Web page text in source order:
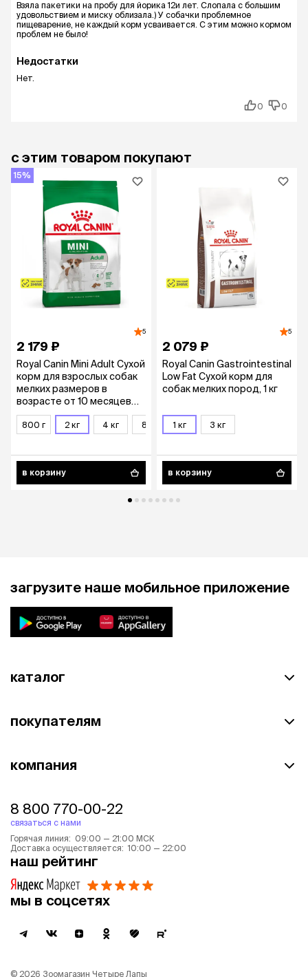
Взяла пакетики на пробу для йорика 12и лет. Слопала с большим
удовольствием и миску облизала.) У собачки проблемное
пищеварение, не каждый корм усваивается. С этим можно кормом
проблем не было!
Недостатки
Нет.
0 0
с этим товаром покупают
15%
5
2 179 ₽
Royal Canin Mini Adult Сухой
корм для взрослых собак
мелких размеров в
возрасте от 10 месяцев
до 8 лет, 2 кг
800 г 2 кг 4 кг 8 кг
в корзину
5
2 079 ₽
Royal Canin Gastrointestinal
Low Fat Сухой корм для
собак мелких пород, 1 кг
1 кг 3 кг
в корзину
загрузите наше мобильное приложение
каталог
покупателям
компания
8 800 770-00-22
связаться с нами
Горячая линия: 09:00 — 21:00 МСК
Доставка осуществляется: 10:00 — 22:00
наш рейтинг
мы в соцсетях
© 2026 Зоомагазин Четыре Лапы